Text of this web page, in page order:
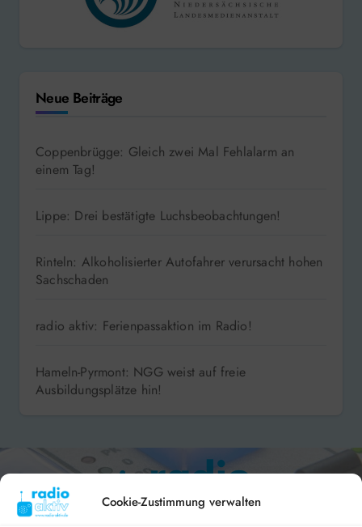
Cookie-Zustimmung verwalten
Neue Beiträge
Coppenbrügge: Gleich zwei Mal Fehlalarm an
einem Tag!
Lippe: Drei bestätigte Luchsbeobachtungen!
Rinteln: Alkoholisierter Autofahrer verursacht hohen
Sachschaden
radio aktiv: Ferienpassaktion im Radio!
Hameln-Pyrmont: NGG weist auf freie
Ausbildungsplätze hin!